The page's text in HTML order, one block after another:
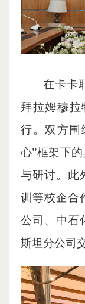
在卡卡
拜拉姆穆拉
行。双方围
心”框架下
与研讨。此
训等校企合
公司、 中石
斯坦分公司